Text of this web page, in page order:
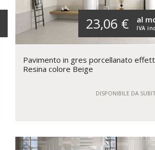
23,06 € IVA
al
Pavimento in gres porcellanato
Resina colore Beige
DISPONIBILE DA